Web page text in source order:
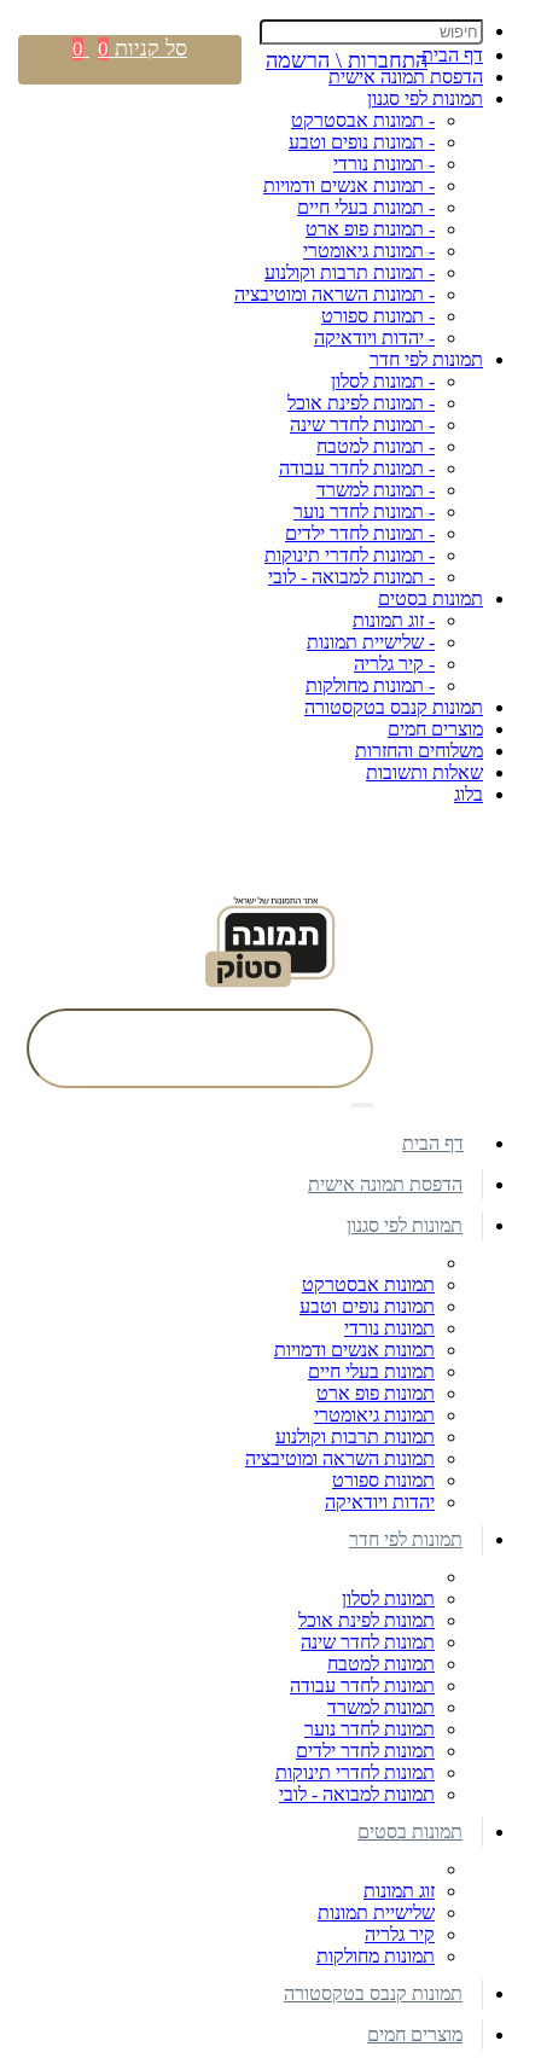
דף הבית
הדפסת תמונה אישית
תמונות לפי סגנון
- תמונות אבסטרקט
- תמונות נופים וטבע
- תמונות נורדי
- תמונות אנשים ודמויות
- תמונות בעלי חיים
- תמונות פופ ארט
- תמונות גיאומטרי
- תמונות תרבות וקולנוע
- תמונות השראה ומוטיבציה
- תמונות ספורט
- יהדות ויודאיקה
תמונות לפי חדר
- תמונות לסלון
- תמונות לפינת אוכל
- תמונות לחדר שינה
- תמונות למטבח
- תמונות לחדר עבודה
- תמונות למשרד
- תמונות לחדר נוער
- תמונות לחדר ילדים
- תמונות לחדרי תינוקות
- תמונות למבואה - לובי
תמונות בסטים
- זוג תמונות
- שלישיית תמונות
- קיר גלריה
- תמונות מחולקות
תמונות קנבס בטקסטורה
מוצרים חמים
משלוחים והחזרות
שאלות ותשובות
בלוג
התחברות \ הרשמה סל קניות 0
0
דף הבית
הדפסת תמונה אישית
תמונות לפי סגנון
תמונות אבסטרקט
תמונות נופים וטבע
תמונות נורדי
תמונות אנשים ודמויות
תמונות בעלי חיים
תמונות פופ ארט
תמונות גיאומטרי
תמונות תרבות וקולנוע
תמונות השראה ומוטיבציה
תמונות ספורט
יהדות ויודאיקה
תמונות לפי חדר
תמונות לסלון
תמונות לפינת אוכל
תמונות לחדר שינה
תמונות למטבח
תמונות לחדר עבודה
תמונות למשרד
תמונות לחדר נוער
תמונות לחדר ילדים
תמונות לחדרי תינוקות
תמונות למבואה - לובי
תמונות בסטים
זוג תמונות
שלישיית תמונות
קיר גלריה
תמונות מחולקות
תמונות קנבס בטקסטורה
מוצרים חמים